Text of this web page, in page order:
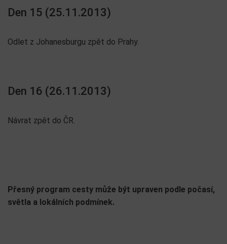
Den 15 (25.11.2013)
Odlet z Johanesburgu zpět do Prahy.
Den 16 (26.11.2013)
Návrat zpět do ČR.
Přesný program cesty může být upraven podle počasí,
světla a lokálních podmínek.